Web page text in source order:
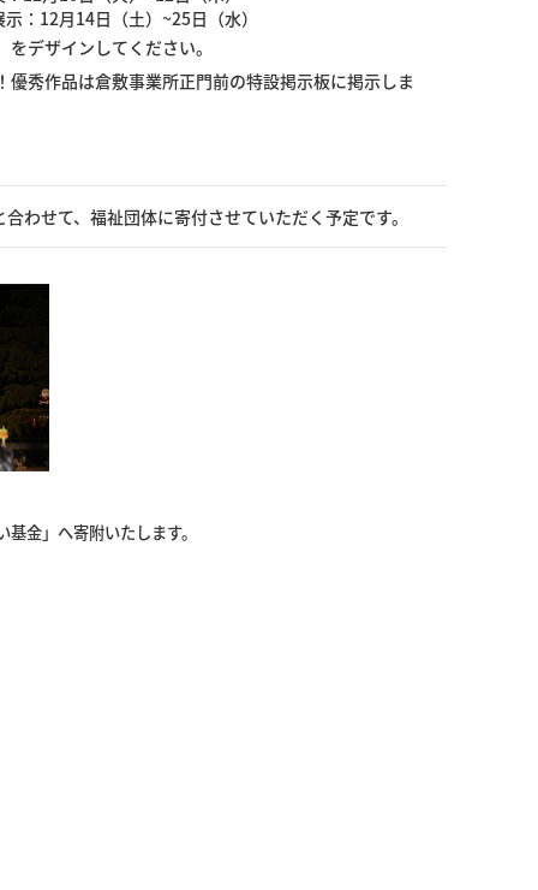
：12月14日（土）~25日（水）
デザインしてください。
優秀作品は倉敷事業所正門前の特設掲示板に掲示しま
わせて、福祉団体に寄付させていただく予定です。
金」へ寄附いたします。